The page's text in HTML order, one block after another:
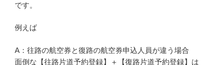
です。
例えば
A：往路の航空券と復路の航空券申込人員が違う場合
面倒な【往路片道予約登録】＋【復路片道予約登録】は